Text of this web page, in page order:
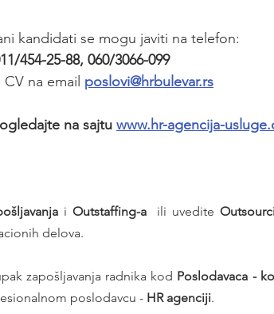
kandidati se mogu javiti na telefon:
454-25-88, 060/3066-099
na email poslovi@hrbulevar.rs
na sajtu www.hr-agencija-
i Outstaffing-a
  ili uvedite
delova.
zapošljavanja radnika kod
poslodavcu - HR agenciji.